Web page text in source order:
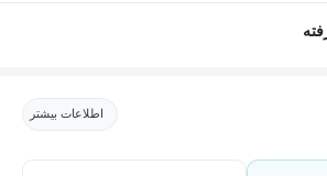
اطلاعات بیشتر